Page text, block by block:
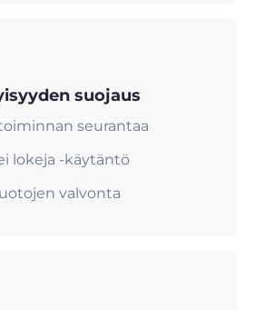
suojaus
seurantaa
lokeja -käytäntö
valvonta